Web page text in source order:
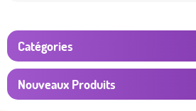
Catégories
Nouveaux Produits